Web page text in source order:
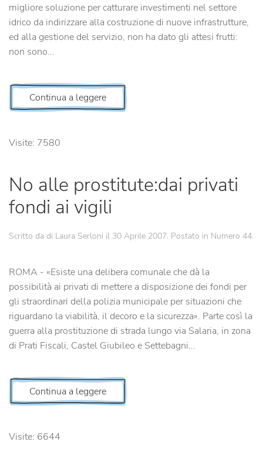
migliore soluzione per catturare investimenti nel settore
idrico da indirizzare alla costruzione di nuove infrastrutture,
ed alla gestione del servizio, non ha dato gli attesi frutti:
non sono...
Continua a leggere
Visite: 7580
No alle prostitute:dai privati
fondi ai vigili
Scritto da di Laura Serloni il 30 Aprile 2007. Postato in Numero 44.
ROMA - «Esiste una delibera comunale che dà la
possibilità ai privati di mettere a disposizione dei fondi per
gli straordinari della polizia municipale per situazioni che
riguardano la viabilità, il decoro e la sicurezza». Parte così la
guerra alla prostituzione di strada lungo via Salaria, in zona
di Prati Fiscali, Castel Giubileo e Settebagni...
Continua a leggere
Visite: 6644